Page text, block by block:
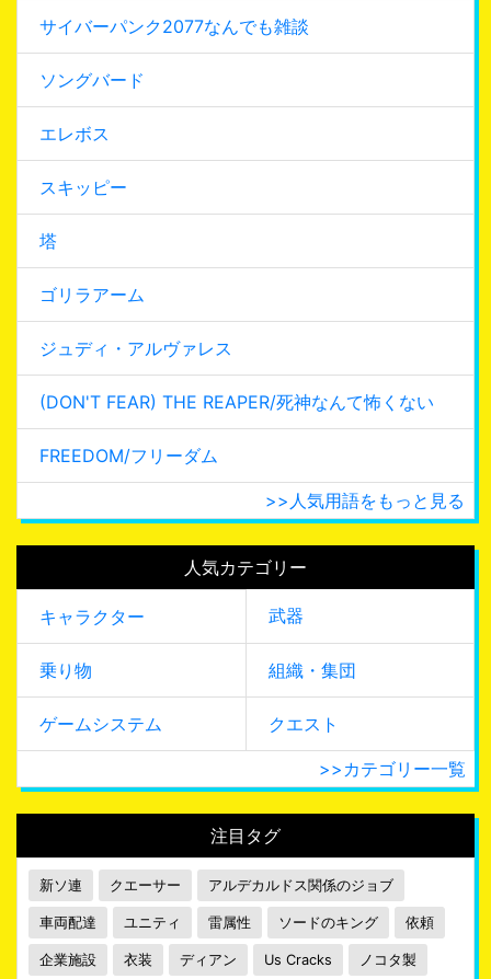
サイバーパンク2077なんでも雑談
ソングバード
エレボス
スキッピー
塔
ゴリラアーム
ジュディ・アルヴァレス
(DON'T FEAR) THE REAPER/死神なんて怖くない
FREEDOM/フリーダム
>>人気用語をもっと見る
人気カテゴリー
キャラクター 武器
乗り物 組織・集団
ゲームシステム クエスト
>>カテゴリー一覧
注目タグ
新ソ連 クエーサー アルデカルドス関係のジョブ
車両配達 ユニティ 雷属性 ソードのキング 依頼
企業施設 衣装 ディアン Us Cracks ノコタ製